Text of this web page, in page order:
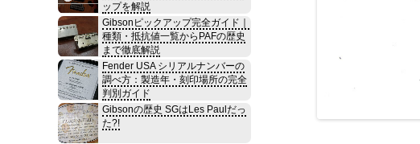
ップを解説
Gibsonピックアップ完全ガイド｜
種類・抵抗値一覧からPAFの歴史
まで徹底解説
Fender USA シリアルナンバーの
調べ方：製造年・刻印場所の完全
判別ガイド
Gibsonの歴史 SGはLes Paulだっ
た?!